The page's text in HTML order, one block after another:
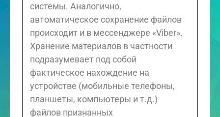
системы. Аналогично,
автоматическое сохранение файлов
происходит и в мессенджере «Viber».
Хранение материалов в частности
подразумевает под собой
фактическое нахождение на
устройстве (мобильные телефоны,
планшеты, компьютеры и т.д.)
файлов признанных